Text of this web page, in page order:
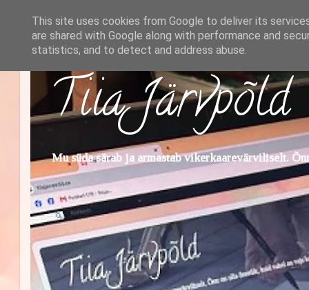
Tiia Järvpõld
Mu süda särab ja armastab vikerkaarevärviliselt.
This site uses cookies from Google to deliver its
are shared with Google along with performance and
statistics, and to detect and address abuse.